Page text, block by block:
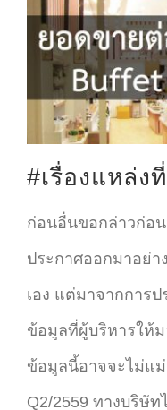
#เรื่องแหล่ง
ก่อนอื่นขอกล่าวก่อ
ประกาศออกมาอย่า
เอง แต่มาจากการ
ข้อมูลที่ผู้บริหารให้
ข้อมูลนี้อาจจะไม่แม่
Q2/2559 ทางบริษั